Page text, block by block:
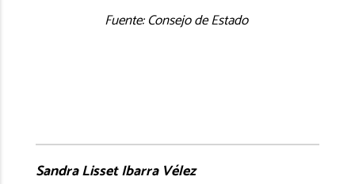
Fuente: Consejo de Estado
Sandra Lisset Ibarra Vélez